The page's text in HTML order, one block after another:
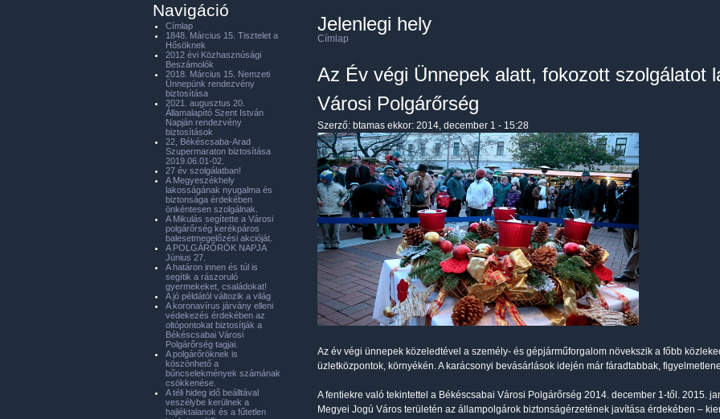
Jelenlegi hely
Címlap
Az Év végi Ünnepek alatt, fokozott szolgálatot
Városi Polgárőrség
Szerző: btamas ekkor: 2014, december 1 - 15:28
Az év végi ünnepek közeledtével a személy- és gépjárműforgalom növekszik a főbb
üzletközpontok, környékén. A karácsonyi bevásárlások idején már fáradtabbak,
A fentiekre való tekintettel a Békéscsabai Városi Polgárőrség 2014. december 1-től. 2015.
Megyei Jogú Város területén az állampolgárok biztonságérzetének javítása érdekében –
Navigáció
Címlap
1848. Március 15. Tisztelet a
Hősöknek
2012 évi Közhasznúsági
Beszámolók
2018. Március 15. Nemzeti
Ünnepünk rendezvény
biztosítása
2021. augusztus 20.
Államalapító Szent István
Napján rendezvény
biztosítások
22, Békéscsaba-Arad
Szupermaraton biztosítása
2019.06.01-02.
27 év szolgálatban!
A Megyeszékhely
lakosságának nyugalma és
biztonsága érdekében
önkéntesen szolgálnak.
A Mikulás segítette a Városi
polgárőrség kerékpáros
balesetmegelőzési akcióját.
A POLGÁRŐRÖK NAPJA
Június 27.
A határon innen és túl is
segítik a rászoruló
gyermekeket, családokat!
A jó példától változik a világ
A koronavírus járvány elleni
védekezés érdekében az
oltópontokat biztosítják a
Békéscsabai Városi
Polgárőrség tagjai.
A polgárőröknek is
köszönhető a
bűncselekmények számának
csökkenése.
A téli hideg idő beálltával
veszélybe kerülnek a
hajléktalanok és a fűtetlen